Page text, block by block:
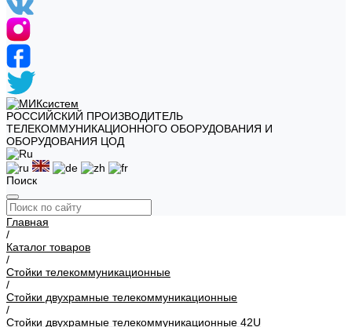
РОССИЙСКИЙ ПРОИЗВОДИТЕЛЬ
ТЕЛЕКОММУНИКАЦИОННОГО ОБОРУДОВАНИЯ И
ОБОРУДОВАНИЯ ЦОД
Поиск
Главная
/
Каталог товаров
/
Стойки телекоммуникационные
/
Стойки двухрамные телекоммуникационные
/
Стойки двухрамные телекоммуникационные 42U